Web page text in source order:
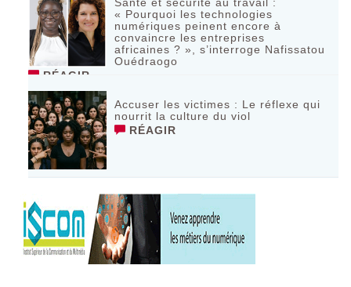
« Pourquoi les technologies
numériques peinent encore à
convaincre les entreprises
africaines ? », s’interroge Nafissatou
Ouédraogo
RÉAGIR
Accuser les victimes : Le réflexe qui
nourrit la culture du viol
RÉAGIR